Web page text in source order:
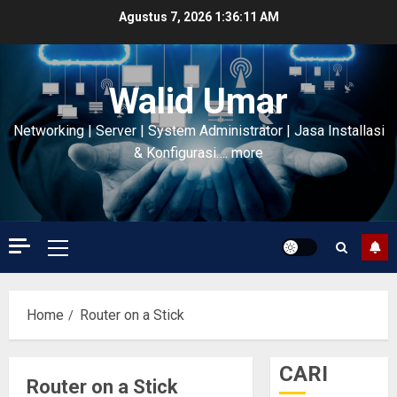
content
Agustus 7, 2026 1:36:11 AM
Walid Umar
Networking | Server | System Administrator | Jasa Installasi
& Konfigurasi…. more
Primary
Menu
Home Router on a Stick
Router on a Stick
CARI